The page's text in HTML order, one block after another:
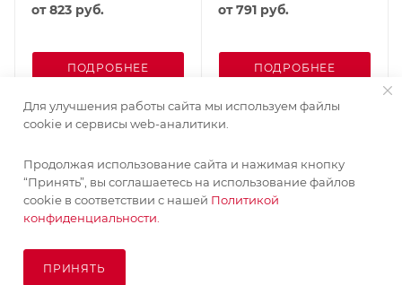
от823 руб.
ПОДРОБНЕЕ
от791 руб.
ПОДРОБНЕЕ
Для улучшения работы сайта мы используем файлы
cookie и сервисы web-аналитики.
Продолжая использование сайта и нажимая кнопку
“Принять”, вы соглашаетесь на использование файлов
cookie в соответствии с нашей Политикой
конфиденциальности.
ПРИНЯТЬ